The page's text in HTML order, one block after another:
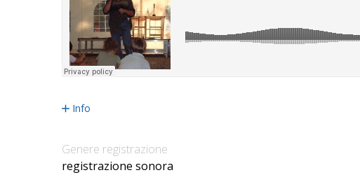
Info
Genere registrazione
registrazione sonora